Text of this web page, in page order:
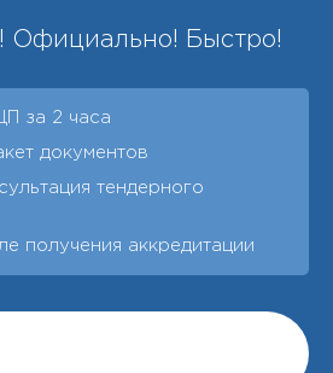
Официально! Быстро!
за 2 часа
документов
тендерного
получения аккредитации